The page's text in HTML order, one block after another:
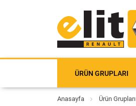
ÜRÜN GRUPLARI
Anasayfa Ürün Grupları